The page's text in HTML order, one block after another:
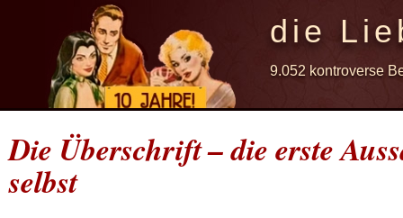
die
9.052 kontroverse
Die Überschrift – die erste
selbst